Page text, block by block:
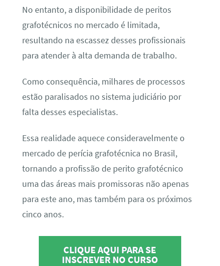
No entanto, a disponibilidade de peritos
grafotécnicos no mercado é limitada,
resultando na escassez desses profissionais
para atender à alta demanda de trabalho.
Como consequência, milhares de processos
estão paralisados no sistema judiciário por
falta desses especialistas.
Essa realidade aquece consideravelmente o
mercado de perícia grafotécnica no Brasil,
tornando a profissão de perito grafotécnico
uma das áreas mais promissoras não apenas
para este ano, mas também para os próximos
cinco anos.
CLIQUE AQUI PARA SE
INSCREVER NO CURSO